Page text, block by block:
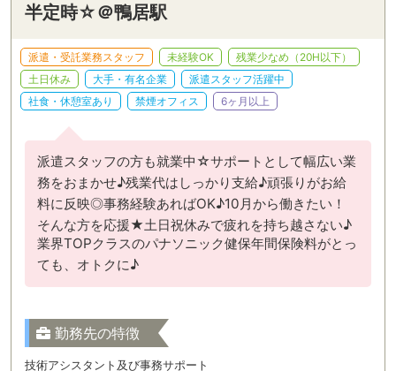
半定時☆＠鴨居駅
派遣・受託業務スタッフ 未経験OK
残業少なめ（20H以下）
土日休み
大手・有名企業
派遣スタッフ活躍中
社食・休憩室あり
禁煙オフィス 6ヶ月以上
派遣スタッフの方も就業中☆サポートとして幅広い業
務をおまかせ♪残業代はしっかり支給♪頑張りがお給
料に反映◎事務経験あればOK♪10月から働きたい！
そんな方を応援★土日祝休みで疲れを持ち越さない♪
業界TOPクラスのパナソニック健保年間保険料がとっ
ても、オトクに♪
勤務先の特徴
技術アシスタント及び事務サポート